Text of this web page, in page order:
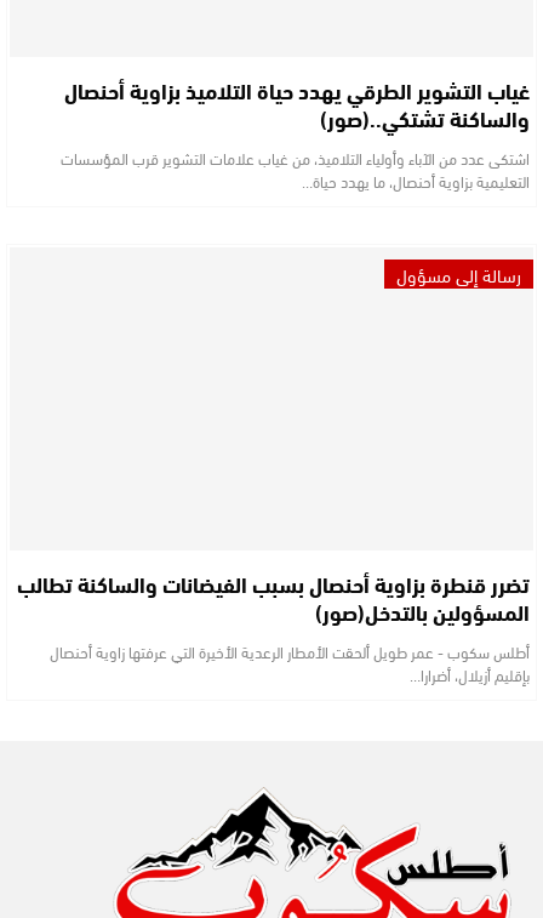
غياب التشوير الطرقي يهدد حياة التلاميذ بزاوية أحنصال
والساكنة تشتكي..(صور)
اشتكى عدد من الآباء وأولياء التلاميذ، من غياب علامات التشوير قرب المؤسسات
التعليمية بزاوية أحنصال، ما يهدد حياة…
رسالة إلى مسؤول
تضرر قنطرة بزاوية أحنصال بسبب الفيضانات والساكنة تطالب
المسؤولين بالتدخل(صور)
أطلس سكوب - عمر طويل ألحقت الأمطار الرعدية الأخيرة التي عرفتها زاوية أحنصال
بإقليم أزيلال، أضرارا…